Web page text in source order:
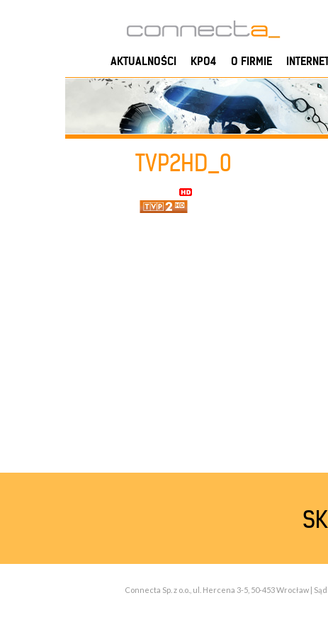
AKTUALNOŚCI KPO4 O FIRMIE
TVP2HD_0
Connecta Sp. z o.o., ul. Hercena 3-5, 50-453 Wrocław |